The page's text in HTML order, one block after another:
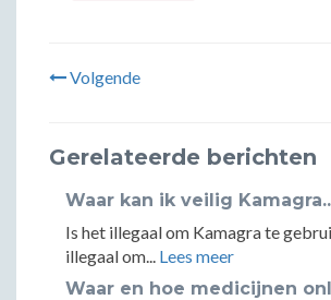
Volgende
Gerelateerde berichten
Waar kan ik veilig
Is het illegaal om Kamagra te
illegaal om... Lees meer
Waar en hoe medicijnen